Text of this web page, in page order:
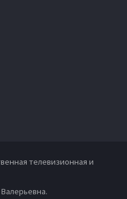
телевизионная и